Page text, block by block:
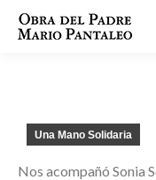
Una Mano Solidaria
Nos acompañó Sonia